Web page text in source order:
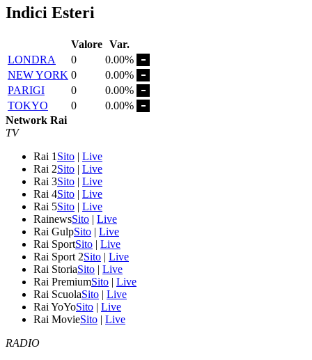
Indici Esteri
Valore Var.
LONDRA
0
0.00%
NEW YORK 0
0.00%
PARIGI
0
0.00%
TOKYO
0
0.00%
Network Rai
TV
Rai 1 Sito | Live
Rai 2Sito | Live
Rai 3Sito | Live
Rai 4Sito | Live
Rai 5Sito | Live
RainewsSito | Live
Rai GulpSito | Live
Rai SportSito | Live
Rai Sport 2Sito | Live
Rai StoriaSito | Live
Rai PremiumSito | Live
Rai ScuolaSito | Live
Rai YoYoSito | Live
Rai MovieSito | Live
RADIO